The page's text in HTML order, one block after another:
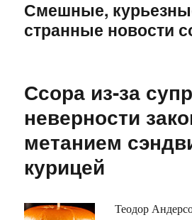
Смешные,
странные новости
Ссора из-за
неверности
метанием
курицей
Теодор